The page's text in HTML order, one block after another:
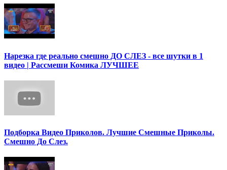
Нарезка где реально смешно ДО СЛЕЗ - все шутки в 1
видео | Рассмеши Комика ЛУЧШЕЕ
Подборка Видео Приколов. Лучшие Смешные Приколы.
Смешно До Слез.